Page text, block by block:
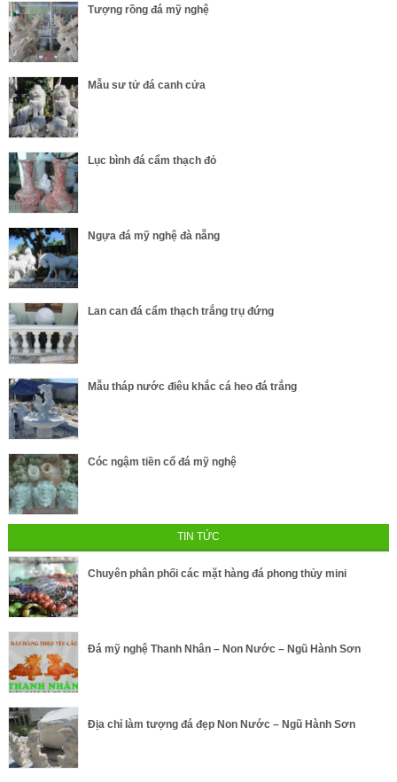
Tượng rồng đá mỹ nghệ
Mẫu sư tử đá canh cửa
Lục bình đá cẩm thạch đỏ
Ngựa đá mỹ nghệ đà nẵng
Lan can đá cẩm thạch trắng trụ đứng
Mẫu tháp nước điêu khắc cá heo đá trắng
Cóc ngậm tiền cổ đá mỹ nghệ
TIN TỨC
Chuyên phân phối các mặt hàng đá phong thủy mini
Đá mỹ nghệ Thanh Nhân – Non Nước – Ngũ Hành Sơn
Địa chỉ làm tượng đá đẹp Non Nước – Ngũ Hành Sơn